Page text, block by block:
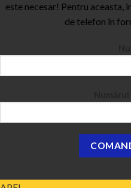
este necesar! Pentru aceasta,
de telefon în